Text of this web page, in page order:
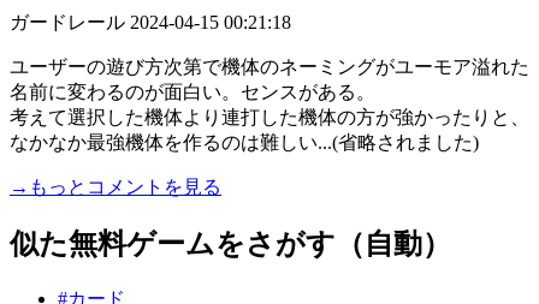
ガードレール 2024-04-15 00:21:18
ユーザーの遊び方次第で機体のネーミングがユーモア溢れた
名前に変わるのが面白い。センスがある。
考えて選択した機体より連打した機体の方が強かったりと、
なかなか最強機体を作るのは難しい...(省略されました)
→もっとコメントを見る
似た無料ゲームをさがす（自動）
#カード